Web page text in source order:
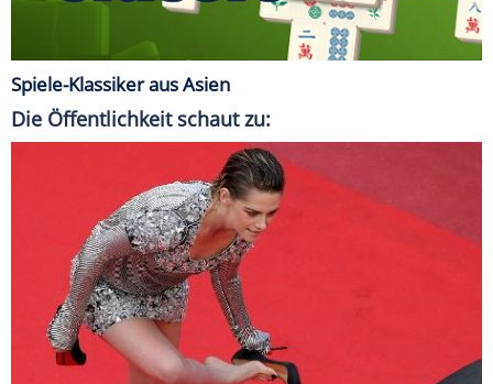
Spiele-Klassiker aus Asien
Die Öffentlichkeit schaut zu: